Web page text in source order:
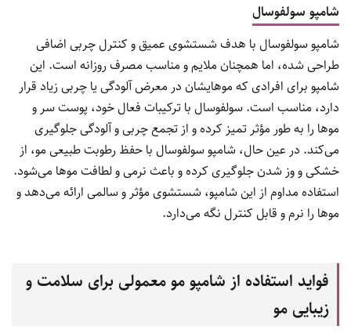
شامپو سولفوسال
شامپو سولفوسال با هدف شستشوی عمیق و کنترل چربی اضافی
طراحی شده، اما همچنان ملایم و مناسب مصرف روزانه است. این
شامپو برای افرادی که موهایشان در معرض آلودگی یا چربی زیاد قرار
دارد، مناسب است. سولفوسال با ترکیبات فعال خود، پوست سر و
موها را به طور مؤثر تمیز کرده و از تجمع چربی و آلودگی جلوگیری
می‌کند. در عین حال، شامپو سولفوسال با حفظ رطوبت طبیعی مو، از
خشکی و وز شدن جلوگیری کرده و باعث نرمی و لطافت موها می‌شود.
استفاده مداوم از این شامپو، شستشوی مؤثر و سالمی ارائه می‌دهد و
موها را نرم و قابل کنترل نگه می‌دارد.
فواید استفاده از شامپو مو معمولی برای سلامت و
زیبایی مو